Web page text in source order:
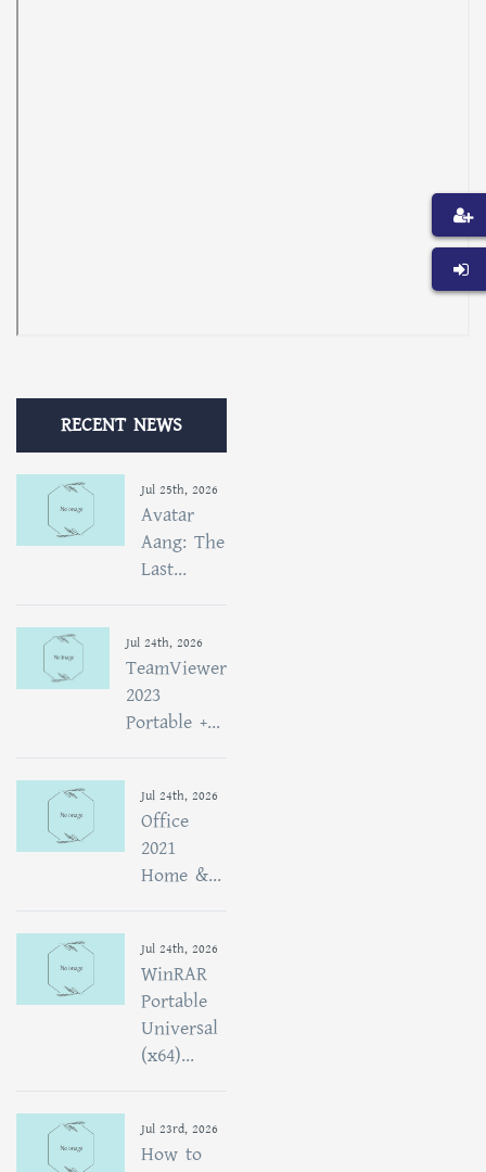
RECENT NEWS
Jul 25th, 2026
Avatar
Aang: The
Last...
Jul 24th, 2026
TeamViewer
2023
Portable +...
Jul 24th, 2026
Office
2021
Home &...
Jul 24th, 2026
WinRAR
Portable
Universal
(x64)...
Jul 23rd, 2026
How to